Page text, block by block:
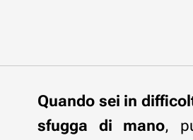
Quando sei in
sfugga di mano,